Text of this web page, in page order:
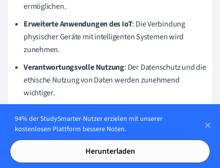
ermöglichen.
Erweiterte Anwendungen des IoT: Die Verbindung
physischer Geräte mit intelligenten Systemen wird
zunehmen.
Verantwortungsvolle Nutzung: Der Datenschutz und die
ethische Nutzung von Daten werden zunehmend
wichtiger.
Integration in alltägliche Technologien hin.
Ein Unternehmen testet, wie hochentwickelte Sensoren
94% der StudySmarter-Nutzer erzielen mit unserer
kostenlosen Plattform bessere Noten.
Herunterladen